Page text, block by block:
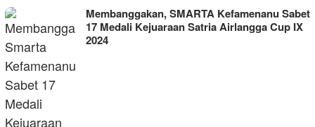
Membanggakan, SMARTA Kefamenanu Sabet
17 Medali Kejuaraan Satria Airlangga Cup IX
2024